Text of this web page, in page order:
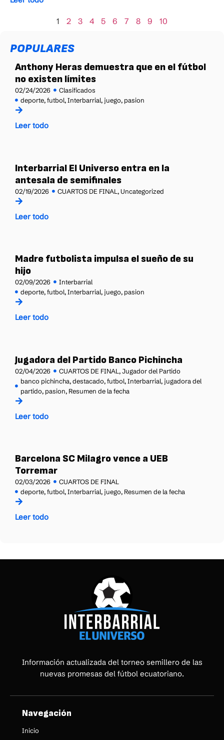
1 2 3 4 5 6 7 8 9 10
POPULARES
Anthony Heras demuestra que en el fútbol
no existen límites
02/24/2026
Clasificados
deporte,futbol,Interbarrial, juego, pasion
Leer todo
Interbarrial El Universo entra en la
antesala de semifinales
02/19/2026 CUARTOS DE FINAL ,Uncategorized
Leer todo
Madre futbolista impulsa el sueño de su
hijo
02/09/2026
Interbarrial
deporte,futbol,Interbarrial, juego, pasion
Leer todo
Jugadora del Partido Banco Pichincha
02/04/2026 CUARTOS DE FINAL ,Jugador del Partido
banco pichincha,destacado,futbol,Interbarrial, jugadora del
partido, pasion, Resumen de la fecha
Leer todo
Barcelona SC Milagro vence a UEB
Torremar
02/03/2026
CUARTOS DE FINAL
deporte,futbol,Interbarrial, juego, Resumen de la fecha
Leer todo
Información actualizada del torneo semillero de las
nuevas promesas del fútbol ecuatoriano.
Navegación
Inicio